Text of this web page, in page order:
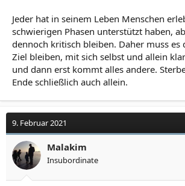
Jeder hat in seinem Leben Menschen
schwierigen Phasen unterstützt haben,
dennoch kritisch bleiben. Daher muss es
Ziel bleiben, mit sich selbst und allein
und dann erst kommt alles andere.
Ende schließlich auch allein.
9. Februar 2021
Malakim
Insubordinate